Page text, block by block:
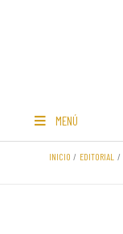
MENÚ
INICIO EDITORIAL